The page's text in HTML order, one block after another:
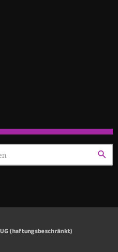
search
(haftungsbeschränkt)